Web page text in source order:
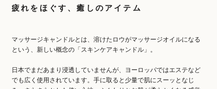
疲れをほぐす、癒しのアイテム
マッサージキャンドルとは、溶けたロウがマッサージオイルになる
という、新しい概念の「スキンケアキャンドル」。
日本でまだあまり浸透していませんが、ヨーロッパではエステなど
でも広く使用されています。手に取ると少量で肌にスーッとなじ